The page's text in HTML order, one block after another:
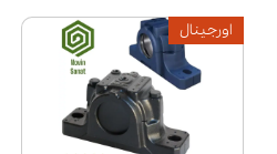
اورجینال